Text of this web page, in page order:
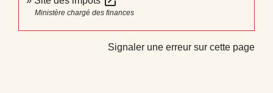
Ministère chargé des finances
Signaler une erreur sur cette page